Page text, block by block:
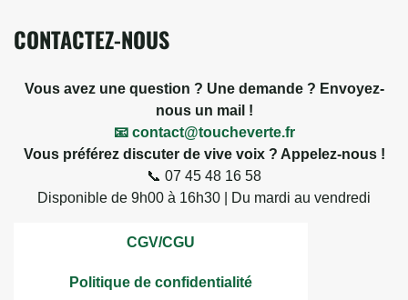
CONTACTEZ-NOUS
Vous avez une question ? Une demande ? Envoyez-
nous un mail !
📧 contact@toucheverte.fr
Vous préférez discuter de vive voix ? Appelez-nous !
📞 07 45 48 16 58
Disponible de 9h00 à 16h30 | Du mardi au vendredi
CGV/CGU
Politique de confidentialité